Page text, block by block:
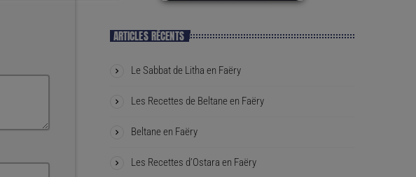
ARTICLES RÉCENTS
Le Sabbat de Litha en Faëry
Les Recettes de Beltane en Faëry
Beltane en Faëry
Les Recettes d’Ostara en Faëry